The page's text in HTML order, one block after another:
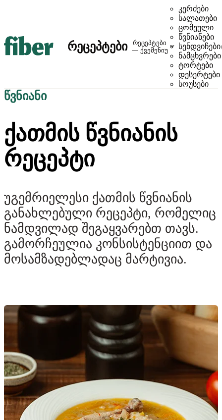
რეცეპტები
რეცეპტები
— ქვემენიუ
კერძები
სალათები
ცომეული
წვნიანები
სენდვიჩები
ნამცხვრები
ტორტები
დესერტები
სოუსები
წვნიანი
ᲥᲐᲗᲛᲘᲡ ᲬᲕᲜᲘᲐᲜᲘᲡ
ᲠᲔᲪᲔᲞᲢᲘ
უგემრიელესი ქათმის წვნიანის
განახლებული რეცეპტი, რომელიც
ნამდვილად შეგაყვარებთ თავს.
გამორჩეულია კონსისტენციით და
მოსამზადებლადაც მარტივია.